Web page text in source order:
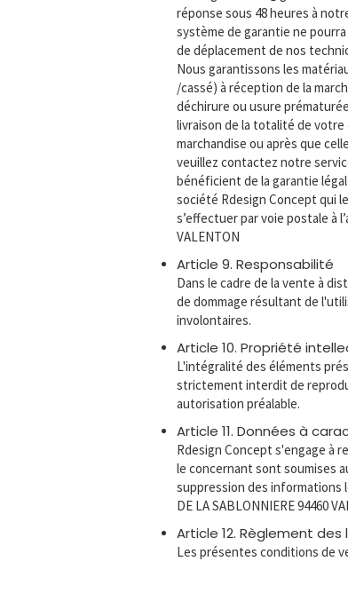
réponse sous 48 heures à
système de garantie ne
de déplacement de nos
Nous garantissons les
/cassé) à réception de la
déchirure ou usure
livraison de la totalité de votre
marchandise ou après que
veuillez contactez notre
bénéficient de la garantie
société Rdesign Concept qui
s’effectuer par voie postale à
VALENTON
Article 9. Responsabilité
Dans le cadre de la vente à
de dommage résultant de
involontaires.
Article 10. Propriété
L'intégralité des éléments
strictement interdit de
autorisation préalable.
Article 11. Données à
Rdesign Concept s'engage à
le concernant sont soumises
suppression des informations
DE LA SABLONNIERE 94460
Article 12. Règlement des
Les présentes conditions de